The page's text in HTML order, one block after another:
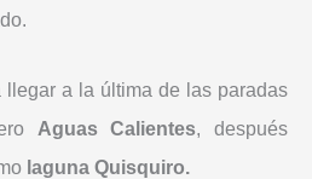
llegar a la última de las paradas
Aguas Calientes, después
laguna Quisquiro.